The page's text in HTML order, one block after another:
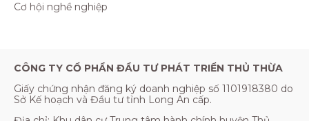
Cơ hội nghề nghiệp
CÔNG TY CỔ PHẦN ĐẦU TƯ PHÁT TRIỂN THỦ THỪA
Giấy chứng nhận đăng ký doanh nghiệp số 1101918380 do
Sở Kế hoạch và Đầu tư tỉnh Long An cấp.